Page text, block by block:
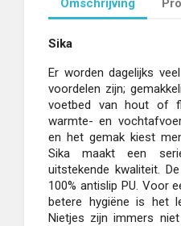
Sika
Er worden dagelijks
voordelen zijn;
voetbed van hout of
warmte- en
en het gemak kiest
Sika maakt een
uitstekende kwaliteit.
100% antislip PU. Voor
betere hygiëne is het
Nietjes zijn immers